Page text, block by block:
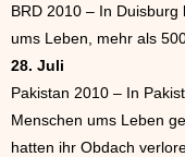
BRD 2010 – In
ums Leben, mehr als
28. Juli
Pakistan 2010 – In
Menschen ums Leben
hatten ihr Obdach